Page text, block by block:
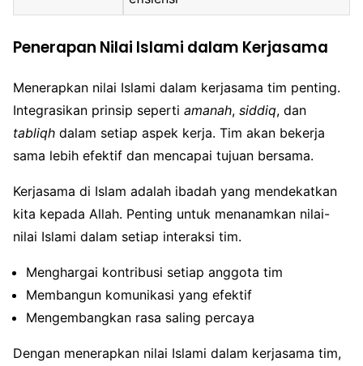
Penerapan Nilai Islami dalam Kerjasama
Menerapkan nilai Islami dalam kerjasama tim penting.
Integrasikan prinsip seperti amanah, siddiq, dan
tabliqh dalam setiap aspek kerja. Tim akan bekerja
sama lebih efektif dan mencapai tujuan bersama.
Kerjasama di Islam adalah ibadah yang mendekatkan
kita kepada Allah. Penting untuk menanamkan nilai-
nilai Islami dalam setiap interaksi tim.
Menghargai kontribusi setiap anggota tim
Membangun komunikasi yang efektif
Mengembangkan rasa saling percaya
Dengan menerapkan nilai Islami dalam kerjasama tim,